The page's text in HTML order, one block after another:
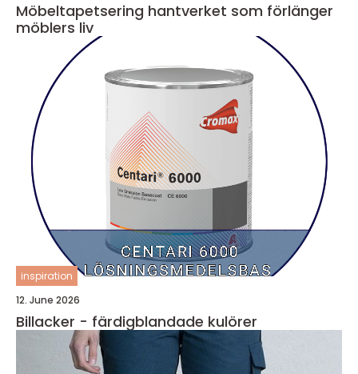
Möbeltapetsering hantverket som förlänger
möblers liv
inspiration
12. June 2026
Billacker - färdigblandade kulörer